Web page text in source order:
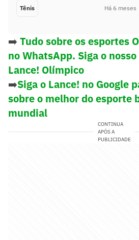
Tênis Há 6 meses
➡️ Tudo sobre os esportes
no WhatsApp. Siga o
Lance! Olímpico
➡️Siga o Lance! no Google
sobre o melhor do esporte
mundial
CONTINUA
APÓS A
PUBLICIDADE